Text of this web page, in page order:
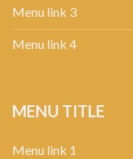
Menu link 3
Menu link 4
MENU TITLE
Menu link 1